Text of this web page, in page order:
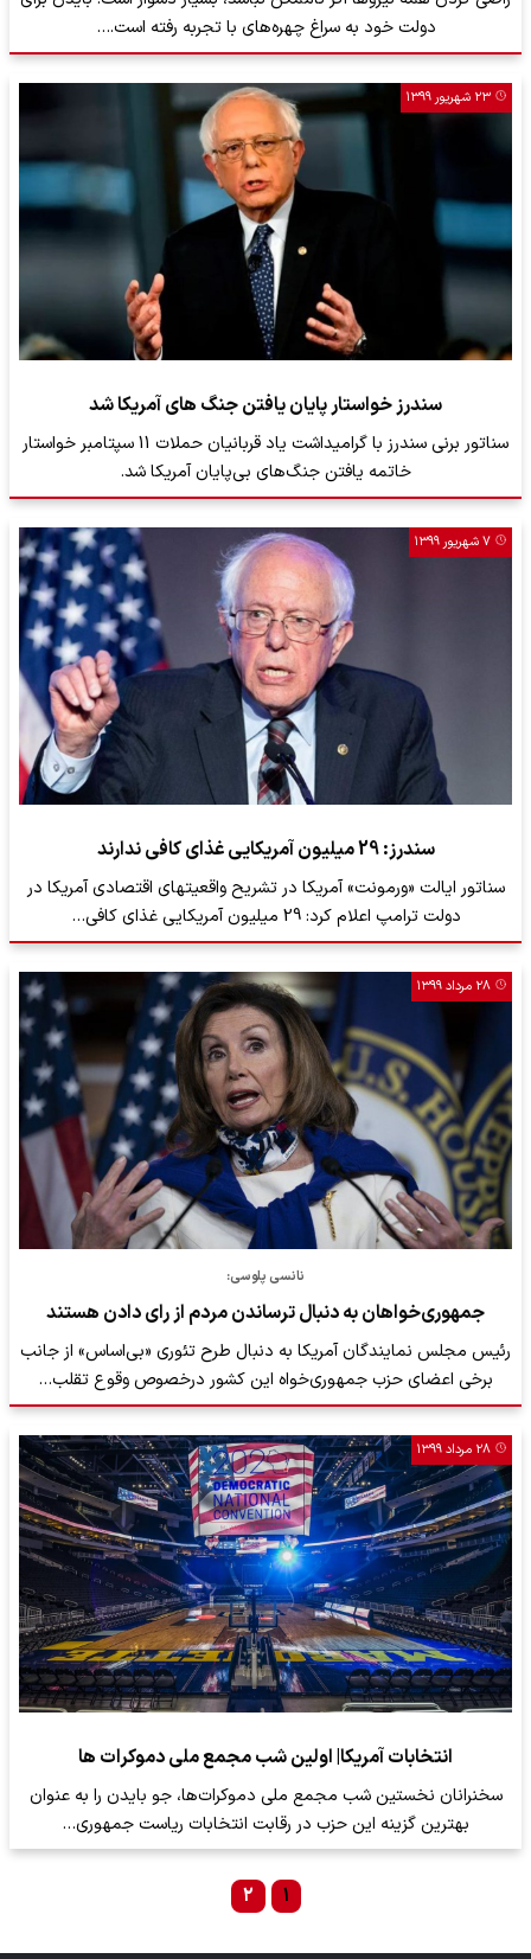
دولت خود به سراغ چهره‌های با تجربه رفته است.…
۲۳ شهریور ۱۳۹۹
سندرز خواستار پایان یافتن جنگ های آمریکا شد
سناتور برنی سندرز با گرامیداشت یاد قربانیان حملات 11 سپتامبر خواستار
خاتمه یافتن جنگ‌های بی‌پایان آمریکا شد.
۷ شهریور ۱۳۹۹
سندرز: 29 میلیون آمریکایی غذای کافی ندارند
سناتور ایالت «ورمونت» آمریکا در تشریح واقعیتهای اقتصادی آمریکا در
دولت ترامپ اعلام کرد: 29 میلیون آمریکایی غذای کافی…
۲۸ مرداد ۱۳۹۹
نانسی پلوسی:
جمهوری‌خواهان به دنبال ترساندن مردم از رای دادن هستند
رئیس مجلس نمایندگان آمریکا به ‌دنبال طرح تئوری «بی‌اساس» از جانب
برخی اعضای حزب جمهوری‌خواه این کشور درخصوص وقوع تقلب…
۲۸ مرداد ۱۳۹۹
انتخابات آمریکا| اولین شب مجمع ملی دموکرات ها
سخنرانان نخستین شب مجمع ملی دموکرات‌ها، جو بایدن را به عنوان
بهترین گزینه این حزب در رقابت انتخابات ریاست جمهوری…
۱ ۲